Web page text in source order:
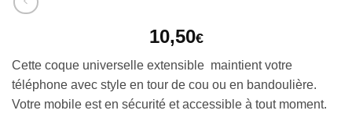
10,50€
Cette coque universelle extensible maintient votre
téléphone avec style en tour de cou ou en bandoulière.
Votre mobile est en sécurité et accessible à tout moment.